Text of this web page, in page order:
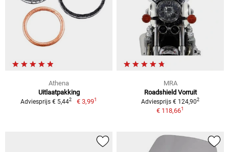
Athena
Uitlaatpakking
Adviesprijs € 5,442 € 3,991
MRA
Roadshield Vorruit
Adviesprijs € 124,902
€ 118,661